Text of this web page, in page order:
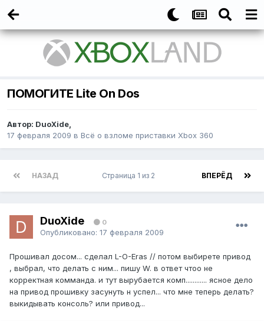
ПОМОГИТЕ Lite On Dos
Автор: DuoXide,
17 февраля 2009 в Всё о взломе приставки Xbox 360
НАЗАД ВПЕРЁД
Страница 1 из 2
DuoXide 0
Опубликовано: 17 февраля 2009
Прошивал досом... сделал L-O-Eras // потом выбирете привод
, выбрал, что делать с ним... пишу W. в ответ чтоо не
корректная комманда. и тут вырубается комп............ ясное дело
на привод прошивку засунуть н успел... что мне теперь делать?
выкидывать консоль? или привод...